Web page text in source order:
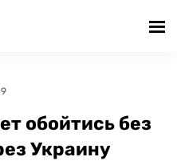
обойтись без
Украину